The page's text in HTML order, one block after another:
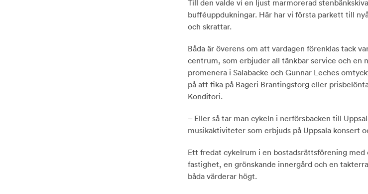
Till den valde vi en ljust marmorerad
bufféuppdukningar. Här har vi första parkett till
och skrattar.
Båda är överens om att vardagen förenklas tack
centrum, som erbjuder all tänkbar service och en
promenera i Salabacke och Gunnar Leches
på att fika på Bageri Brantingstorg eller
Konditori.
– Eller så tar man cykeln i nerförsbacken till
musikaktiviteter som erbjuds på Uppsala konsert
Ett fredat cykelrum i en bostadsrättsförening
fastighet, en grönskande innergård och en
båda värderar högt.